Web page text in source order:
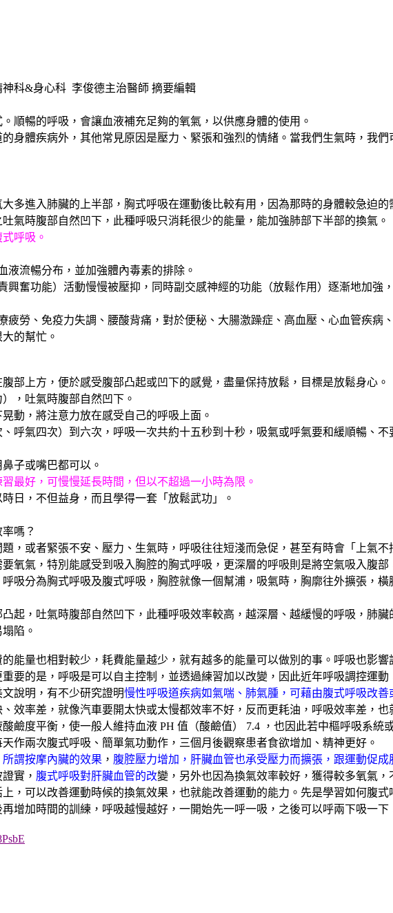
神科&身心科 李俊德主治醫師 摘要編輯
順暢的呼吸，會讓血液補充足夠的氧氣，以供應身體的使用。
身體疾病外，其他常見原因是壓力、緊張和強烈的情緒。當我們生氣時，我
多進入肺臟的上半部，胸式呼吸在運動後比較有用，因為那時的身體較急迫的
氣時腹部自然凹下，此種呼吸只消耗很少的能量，能加強肺部下半部的換氣。
呼吸。
液流暢分布，並加強體內毒素的排除。
興奮功能）活動慢慢被壓抑，同時副交感神經的功能（放鬆作用）逐漸地加
疲勞、免疫力失調、腰酸背痛，對於便秘、大腸激躁症、高血壓、心血管疾病、
的幫忙。
部上方，便於感受腹部凸起或凹下的感覺，盡量保持放鬆，目標是放鬆身心。
，吐氣時腹部自然凹下。
動，將注意力放在感受自己的呼吸上面。
呼氣四次）到六次，呼吸一次共約十五秒到十秒，吸氣或呼氣要和緩順暢、
子或嘴巴都可以。
最好，可慢慢延長時間，但以不超過一小時為限。
日，不但益身，而且學得一套「放鬆武功」。
嗎？
，或者緊張不安、壓力、生氣時，呼吸往往短淺而急促，甚至有時會「上氣
氧氣，特別能感受到吸入胸腔的胸式呼吸，更深層的呼吸則是將空氣吸入腹部
吸分為胸式呼吸及腹式呼吸，胸腔就像一個幫浦，吸氣時，胸廓往外擴張，
起，吐氣時腹部自然凹下，此種呼吸效率較高，越深層、越緩慢的呼吸，肺
陷。
能量也相對較少，耗費能量越少，就有越多的能量可以做別的事。呼吸也影
要的是，呼吸是可以自主控制，並透過練習加以改變，因此近年呼吸調控運動
說明，有不少研究證明慢性呼吸道疾病如氣喘、肺氣腫，可藉由腹式呼吸改善
效率差，就像汽車要開太快或太慢都效率不好，反而更耗油，呼吸效率差，也
鹼度平衡，使一般人維持血液 PH 值（酸鹼值） 7.4 ，也因此若中樞呼吸系統
作兩次腹式呼吸、簡單氣功動作，三個月後觀察患者食欲增加、精神更好。
謂按摩內臟的效果 ， 腹腔壓力增加，肝臟血管也承受壓力而擴張，跟運動促
實， 腹式呼吸對肝臟血管的改變，另外也因為換氣效率較好，獲得較多氧氣，
，可以改善運動時候的換氣效果，也就能改善運動的能力。先是學習如何腹式
增加時間的訓練，呼吸越慢越好，一開始先一呼一吸，之後可以呼兩下吸一